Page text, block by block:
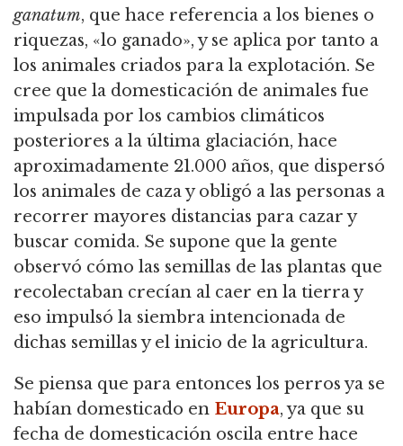
ganatum, que hace referencia a los bienes o
riquezas, «lo ganado», y se aplica por tanto a
los animales criados para la explotación. Se
cree que la domesticación de animales fue
impulsada por los cambios climáticos
posteriores a la última glaciación, hace
aproximadamente 21.000 años, que dispersó
los animales de caza y obligó a las personas a
recorrer mayores distancias para cazar y
buscar comida. Se supone que la gente
observó cómo las semillas de las plantas que
recolectaban crecían al caer en la tierra y
eso impulsó la siembra intencionada de
dichas semillas y el inicio de la agricultura.
Se piensa que para entonces los perros ya se
habían domesticado en Europa, ya que su
fecha de domesticación oscila entre hace